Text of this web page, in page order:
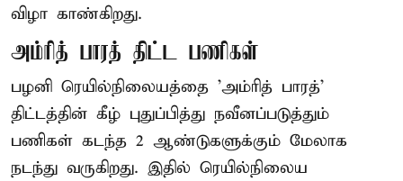
விழா காண்கிறது.
அம்ரித் பாரத் திட்ட பணிகள்
பழனி ரெயில்நிலையத்தை 'அம்ரித் பாரத்'
திட்டத்தின் கீழ் புதுப்பித்து நவீனப்படுத்தும்
பணிகள் கடந்த 2 ஆண்டுகளுக்கும் மேலாக
நடந்து வருகிறது. இதில் ரெயில்நிலைய